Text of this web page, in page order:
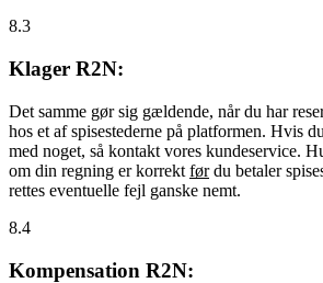
8.3
Klager R2N:
Det samme gør sig gældende, når du har
hos et af spisestederne på platformen. Hvis
med noget, så kontakt vores kundeservice.
om din regning er korrekt førdu betaler
rettes eventuelle fejl ganske nemt.
8.4
Kompensation R2N: